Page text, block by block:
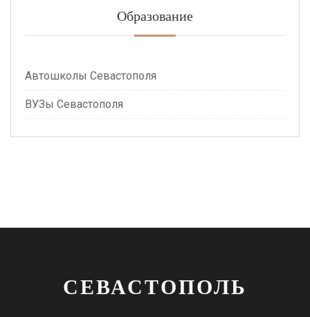
Образование
Автошколы Севастополя
ВУЗы Севастополя
СЕВАСТОПОЛЬ